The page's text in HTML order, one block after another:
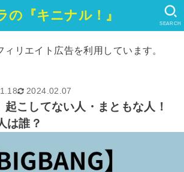
の『キニナル！』
SEARCH
リエイト広告を利用しています。
2024.02.07
起こしてない人・まともな人！
は誰？